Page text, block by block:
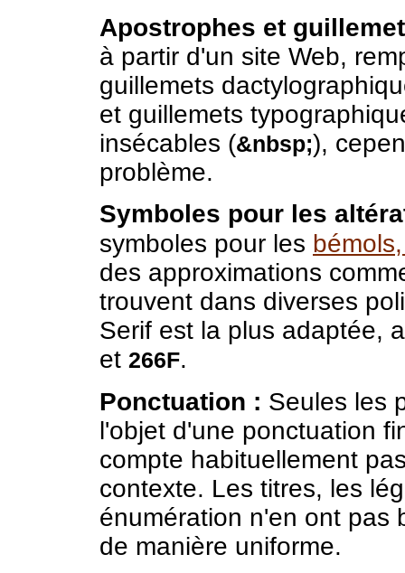
Apostrophes et
à partir d'un site Web,
guillemets
et guillemets
insécables (&nbsp;),
problème.
Symboles pour les
symboles pour les
des approximations
trouvent dans diverses
Serif est la plus adaptée,
et 266F.
Ponctuation : Seules les
l'objet d'une ponctuation
compte habituellement
contexte. Les titres, les
énumération n'en ont pas
de manière uniforme.